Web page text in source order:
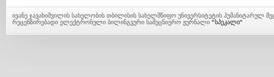
ივანე ჯავახიშვილის სახელობის თბილისის სახელმწიფო უნივერსიტეტის ჰუმანიტარულ
რეცენზირებადი ელექტრონული ბილინგვური სამეცნიერო ჟურნალი "სპეკალი"